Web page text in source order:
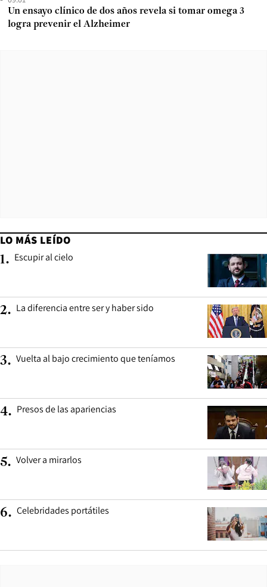
Un ensayo clínico de dos años revela si tomar omega 3
logra prevenir el Alzheimer
LO MÁS LEÍDO
1. Escupir al cielo
2. La diferencia entre ser y haber sido
3. Vuelta al bajo crecimiento que teníamos
4. Presos de las apariencias
5. Volver a mirarlos
6. Celebridades portátiles